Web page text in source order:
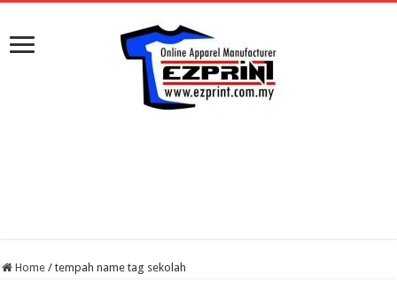
Home / tempah name tag sekolah